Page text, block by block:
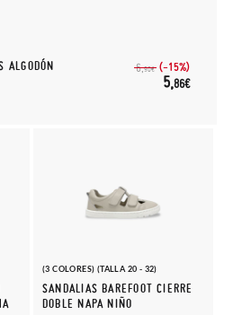
6,90€ (-15%)
5,86€
(3 COLORES) (TALLA 20 - 32)
SANDALIAS BAREFOOT CIERRE
DOBLE NAPA NIÑO